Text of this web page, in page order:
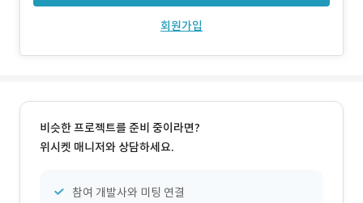
회원가입
비슷한 프로젝트를 준비 중이라면?
위시켓 매니저와 상담하세요.
참여 개발사와 미팅 연결